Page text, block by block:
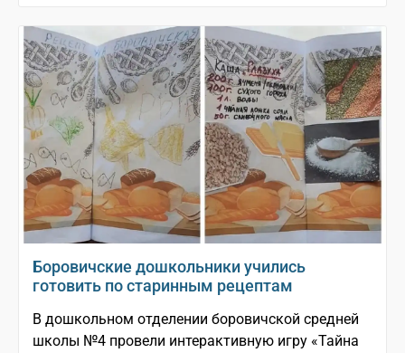
Боровичские дошкольники учились
готовить по старинным рецептам
В дошкольном отделении боровичской средней
школы №4 провели интерактивную игру «Тайна